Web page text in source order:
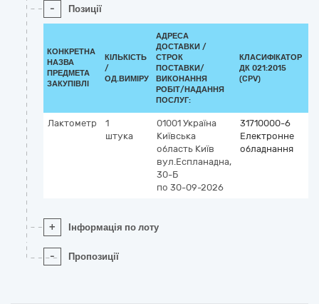
- Позиції
КОНКРЕТНА
НАЗВА
ПРЕДМЕТА
ЗАКУПІВЛІ
КІЛЬКІСТЬ
/
ОД.ВИМІРУ
АДРЕСА
ДОСТАВКИ /
СТРОК
ПОСТАВКИ/
ВИКОНАННЯ
РОБІТ/НАДАННЯ
ПОСЛУГ:
КЛАСИФІКАТОР
ДК 021:2015
(CPV)
Лактометр
1
штука
01001 Україна
Київська
область Київ
вул.Еспланадна,
30-Б
по 30-09-2026
31710000-6
Електронне
обладнання
+ Інформація по лоту
- Пропозиції